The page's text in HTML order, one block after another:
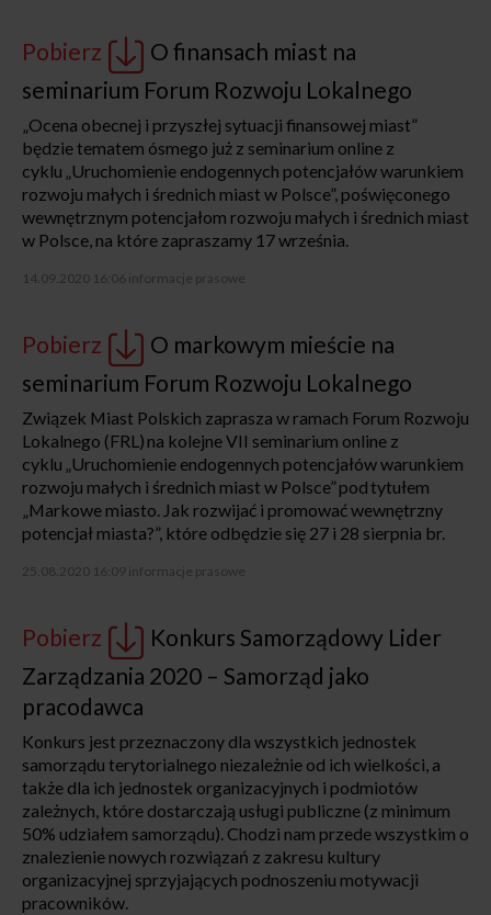
Pobierz
O finansach miast na
seminarium Forum Rozwoju Lokalnego
„Ocena obecnej i przyszłej sytuacji finansowej miast”
będzie tematem ósmego już z seminarium online z
cyklu „Uruchomienie endogennych potencjałów warunkiem
rozwoju małych i średnich miast w Polsce”, poświęconego
wewnętrznym potencjałom rozwoju małych i średnich miast
w Polsce, na które zapraszamy 17 września.
14.09.2020 16:06 informacje prasowe
Pobierz
O markowym mieście na
seminarium Forum Rozwoju Lokalnego
Związek Miast Polskich zaprasza w ramach Forum Rozwoju
Lokalnego (FRL) na kolejne VII seminarium online z
cyklu „Uruchomienie endogennych potencjałów warunkiem
rozwoju małych i średnich miast w Polsce” pod tytułem
„Markowe miasto. Jak rozwijać i promować wewnętrzny
potencjał miasta?”, które odbędzie się 27 i 28 sierpnia br.
25.08.2020 16:09 informacje prasowe
Pobierz
Konkurs Samorządowy Lider
Zarządzania 2020 – Samorząd jako
pracodawca
Konkurs jest przeznaczony dla wszystkich jednostek
samorządu terytorialnego niezależnie od ich wielkości, a
także dla ich jednostek organizacyjnych i podmiotów
zależnych, które dostarczają usługi publiczne (z minimum
50% udziałem samorządu). Chodzi nam przede wszystkim o
znalezienie nowych rozwiązań z zakresu kultury
organizacyjnej sprzyjających podnoszeniu motywacji
pracowników.